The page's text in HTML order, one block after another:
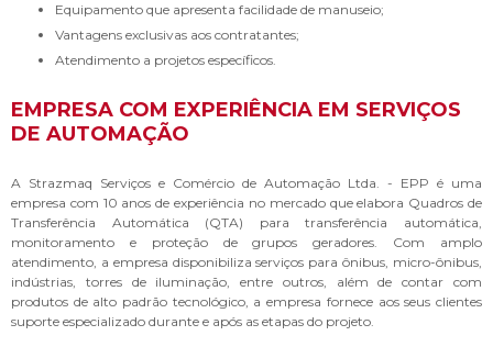
Equipamento que apresenta facilidade de manuseio;
Vantagens exclusivas aos contratantes;
Atendimento a projetos específicos.
EMPRESA COM EXPERIÊNCIA EM SERVIÇOS
DE AUTOMAÇÃO
A Strazmaq Serviços e Comércio de Automação Ltda. - EPP é uma
empresa com 10 anos de experiência no mercado que elabora Quadros de
Transferência Automática (QTA) para transferência automática,
monitoramento e proteção de grupos geradores. Com amplo
atendimento, a empresa disponibiliza serviços para ônibus, micro-ônibus,
indústrias, torres de iluminação, entre outros, além de contar com
produtos de alto padrão tecnológico, a empresa fornece aos seus clientes
suporte especializado durante e após as etapas do projeto.